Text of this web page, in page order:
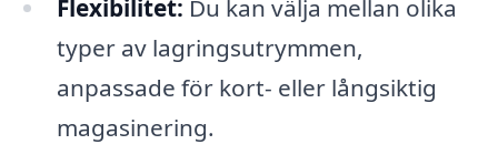
Flexibilitet: Du kan välja mellan olika
typer av lagringsutrymmen,
anpassade för kort- eller långsiktig
magasinering.